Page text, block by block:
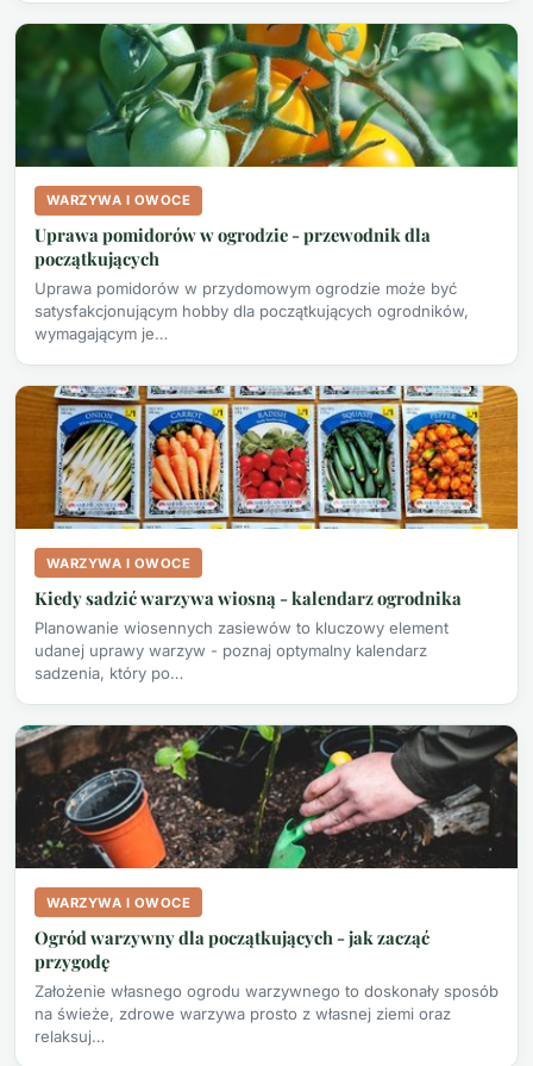
WARZYWA I OWOCE
Uprawa pomidorów w ogrodzie - przewodnik dla
początkujących
Uprawa pomidorów w przydomowym ogrodzie może być
satysfakcjonującym hobby dla początkujących ogrodników,
wymagającym je…
WARZYWA I OWOCE
Kiedy sadzić warzywa wiosną - kalendarz ogrodnika
Planowanie wiosennych zasiewów to kluczowy element
udanej uprawy warzyw - poznaj optymalny kalendarz
sadzenia, który po…
WARZYWA I OWOCE
Ogród warzywny dla początkujących - jak zacząć
przygodę
Założenie własnego ogrodu warzywnego to doskonały sposób
na świeże, zdrowe warzywa prosto z własnej ziemi oraz
relaksuj…